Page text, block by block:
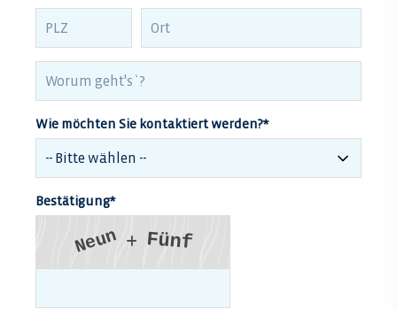
Wie möchten Sie kontaktiert werden?*
Bestätigung*
Neun Fünf